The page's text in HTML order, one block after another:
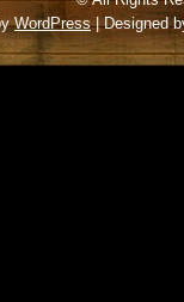
WordPress| Designed